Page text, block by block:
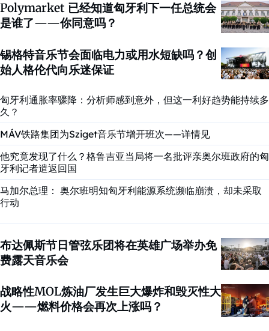
Polymarket 已经知道匈牙利下一任总统会
是谁了——你同意吗？
锡格特音乐节会面临电力或用水短缺吗？创
始人格伦代向乐迷保证
匈牙利通胀率骤降：分析师感到意外，但这一利好趋势能持续多
久？
MÁV铁路集团为Sziget音乐节增开班次——详情见
他究竟发现了什么？格鲁吉亚当局将一名批评亲奥尔班政府的匈
牙利记者遣返回国
马加尔总理： 奥尔班明知匈牙利能源系统濒临崩溃，却未采取
行动
布达佩斯节日管弦乐团将在英雄广场举办免
费露天音乐会
战略性MOL炼油厂发生巨大爆炸和毁灭性大
火——燃料价格会再次上涨吗？